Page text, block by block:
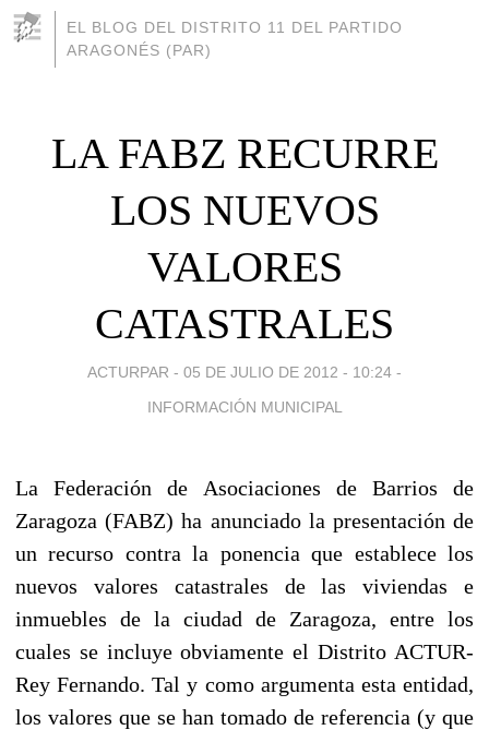
EL BLOG DEL DISTRITO 11 DEL PARTIDO
ARAGONÉS (PAR)
LA FABZ RECURRE
LOS NUEVOS
VALORES
CATASTRALES
ACTURPAR - 05 DE JULIO DE 2012 - 10:24 -
INFORMACIÓN MUNICIPAL
La Federación de Asociaciones de Barrios de
Zaragoza (FABZ) ha anunciado la presentación de
un recurso contra la ponencia que establece los
nuevos valores catastrales de las viviendas e
inmuebles de la ciudad de Zaragoza, entre los
cuales se incluye obviamente el Distrito ACTUR-
Rey Fernando. Tal y como argumenta esta entidad,
los valores que se han tomado de referencia (y que